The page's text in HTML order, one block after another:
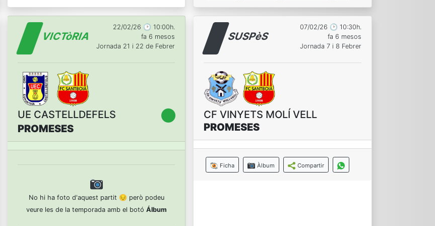
VICTòRIA
22/02/26 🕑 10:00h.
fa 6 mesos
Jornada 21 i 22 de Febrer
UE CASTELLDEFELS
PROMESES
No hi ha foto d'aquest partit 😔 però podeu
veure les de la temporada amb el botó Álbum
SUSPèS
07/02/26 🕑 10:30h.
fa 6 mesos
Jornada 7 i 8 Febrer
CF VINYETS MOLÍ VELL
PROMESES
Ficha Àlbum Compartir